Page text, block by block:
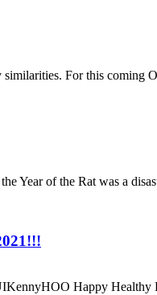
For this coming
Year of the Rat was a
Happy Healthy